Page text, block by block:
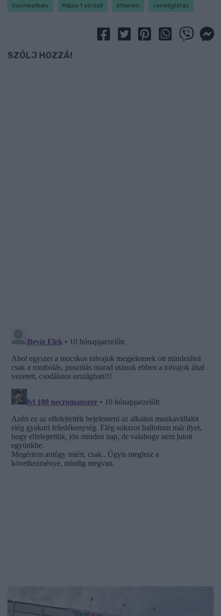
Szombathely Május 1 söröző étterem vendéglátás
SZÓLJ HOZZÁ!